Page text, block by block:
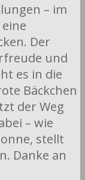
– im
Der
und
es in die
Bäckchen
der Weg
– wie
stellt
Danke an